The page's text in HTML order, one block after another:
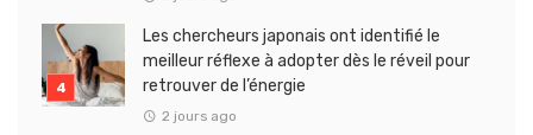
Les chercheurs japonais ont identifié le
meilleur réflexe à adopter dès le réveil pour
retrouver de l’énergie
2 jours ago